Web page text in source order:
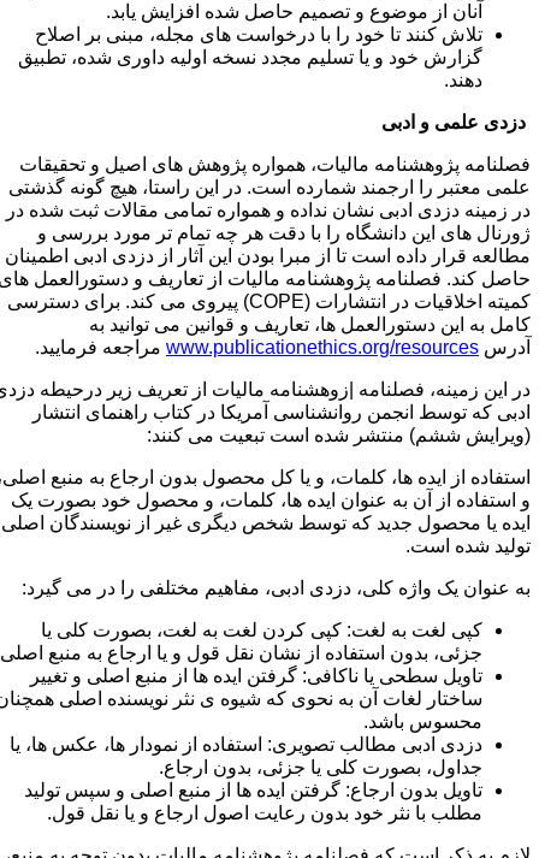
آنان از موضوع و تصمیم حاصل شده افزایش یابد.
تلاش کنند تا خود را با درخواست های مجله، مبنی بر اصلاح
گزارش خود و یا تسلیم مجدد نسخه اولیه داوری شده، تطبیق
دهند.
دزدی علمی و ادبی
پژوهشنامه مالیات، همواره پژوهش های اصیل و تحقیقات
معتبر را ارجمند شمارده است. در این راستا، هیچ گونه گذشتی
زمینه دزدی ادبی نشان نداده و همواره تمامی مقالات ثبت شده در
های این دانشگاه را با دقت هر چه تمام تر مورد بررسی و
قرار داده است تا از مبرا بودن این آثار از دزدی ادبی اطمینان
کند. فصلنامه پژوهشنامه مالیات از تعاریف و دستورالعمل های
کمیته اخلاقیات در انتشارات (COPE) پیروی می کند. برای دسترسی
به این دستورالعمل ها، تعاریف و قوانین می توانید به
www.publicationethics.org/resourcesمراجعه فرمایید.
این زمینه، فصلنامه |زوهشنامه مالیات از تعریف زیر درحیطه دزدی
که توسط انجمن روانشناسی آمریکا در کتاب راهنمای انتشار
ششم) منتشر شده است تبعیت می کنند:
از ایده ها، کلمات، و یا کل محصول بدون ارجاع به منبع اصلی،
استفاده از آن به عنوان ایده ها، کلمات، و محصول خود بصورت یک
یا محصول جدید که توسط شخص دیگری غیر از نویسندگان اصلی
شده است.
عنوان یک واژه کلی، دزدی ادبی، مفاهیم مختلفی را در می گیرد:
کپی لغت به لغت: کپی کردن لغت به لغت، بصورت کلی یا
جزئی، بدون استفاده از نشان نقل قول و یا ارجاع به منبع اصلی.
تاویل سطحی یا ناکافی: گرفتن ایده ها از منبع اصلی و تغییر
ساختار لغات آن به نحوی که شیوه ی نثر نویسنده اصلی همچنان
محسوس باشد.
دزدی ادبی مطالب تصویری: استفاده از نمودار ها، عکس ها، یا
جداول، بصورت کلی یا جزئی، بدون ارجاع.
تاویل بدون ارجاع: گرفتن ایده ها از منبع اصلی و سپس تولید
مطلب با نثر خود بدون رعایت اصول ارجاع و یا نقل قول.